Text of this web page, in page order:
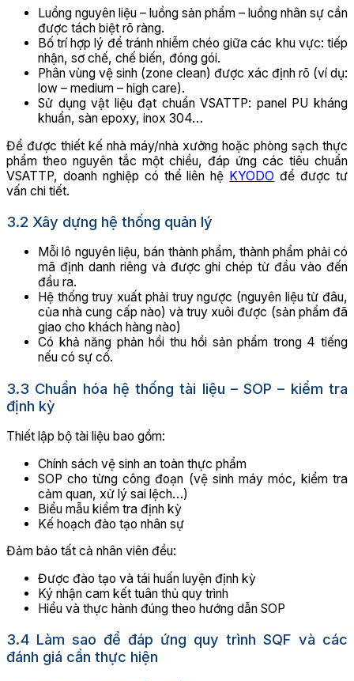
Luồng nguyên liệu – luồng sản phẩm – luồng nhân sự cần
được tách biệt rõ ràng.
Bố trí hợp lý để tránh nhiễm chéo giữa các khu vực: tiếp
nhận, sơ chế, chế biến, đóng gói.
Phân vùng vệ sinh (zone clean) được xác định rõ (ví dụ:
low – medium – high care).
Sử dụng vật liệu đạt chuẩn VSATTP: panel PU kháng
khuẩn, sàn epoxy, inox 304…
Để được thiết kế nhà máy/nhà xưởng hoặc phòng sạch thực
phẩm theo nguyên tắc một chiều, đáp ứng các tiêu chuẩn
VSATTP, doanh nghiệp có thể liên hệ KYODO để được tư
vấn chi tiết.
3.2 Xây dựng hệ thống quản lý
Mỗi lô nguyên liệu, bán thành phẩm, thành phẩm phải có
mã định danh riêng và được ghi chép từ đầu vào đến
đầu ra.
Hệ thống truy xuất phải truy ngược (nguyên liệu từ đâu,
của nhà cung cấp nào) và truy xuôi được (sản phẩm đã
giao cho khách hàng nào)
Có khả năng phản hồi thu hồi sản phẩm trong 4 tiếng
nếu có sự cố.
3.3 Chuẩn hóa hệ thống tài liệu – SOP – kiểm tra
định kỳ
Thiết lập bộ tài liệu bao gồm:
Chính sách vệ sinh an toàn thực phẩm
SOP cho từng công đoạn (vệ sinh máy móc, kiểm tra
cảm quan, xử lý sai lệch…)
Biểu mẫu kiểm tra định kỳ
Kế hoạch đào tạo nhân sự
Đảm bảo tất cả nhân viên đều:
Được đào tạo và tái huấn luyện định kỳ
Ký nhận cam kết tuân thủ quy trình
Hiểu và thực hành đúng theo hướng dẫn SOP
3.4 Làm sao để đáp ứng quy trình SQF và các
đánh giá cần thực hiện